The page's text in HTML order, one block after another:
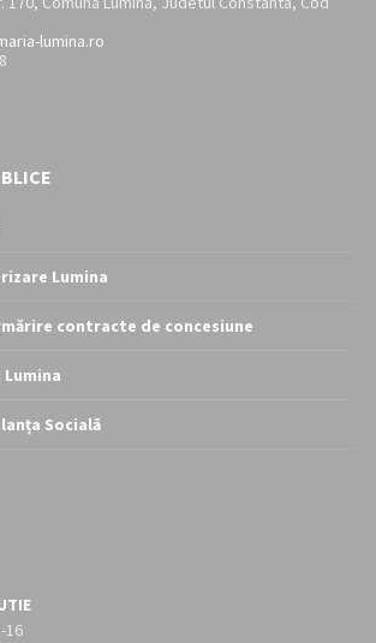
lumina.ro
Lumina
contracte de concesiune
Socială
16